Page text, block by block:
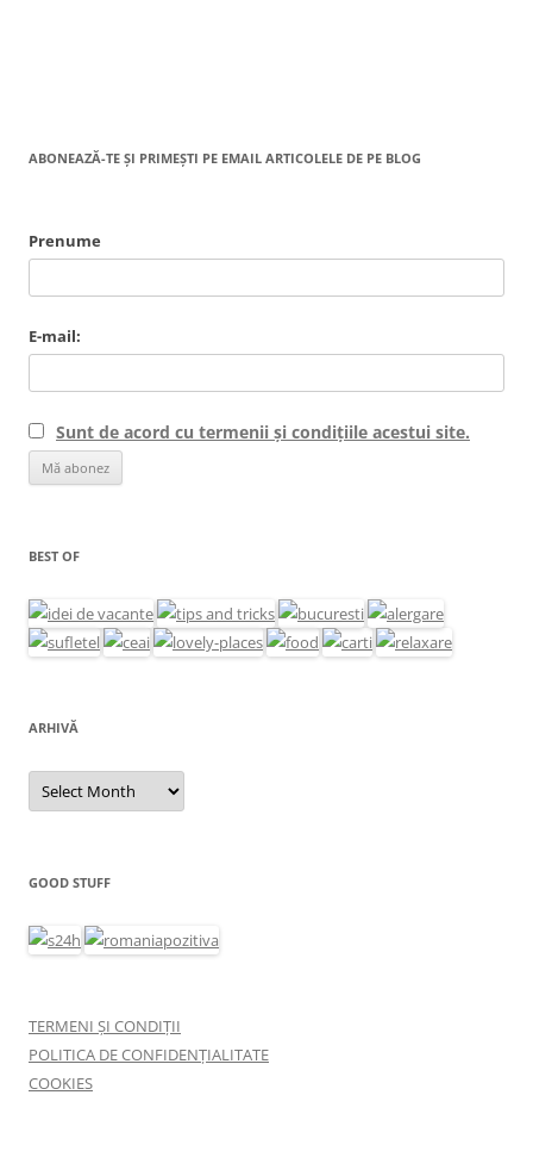
ABONEAZĂ-TE ȘI PRIMEȘTI PE EMAIL ARTICOLELE DE PE BLOG
Prenume
E-mail:
Sunt de acord cu termenii și condițiile acestui site.
BEST OF
ARHIVĂ
Arhivă
GOOD STUFF
TERMENI ȘI CONDIȚII
POLITICA DE CONFIDENȚIALITATE
COOKIES